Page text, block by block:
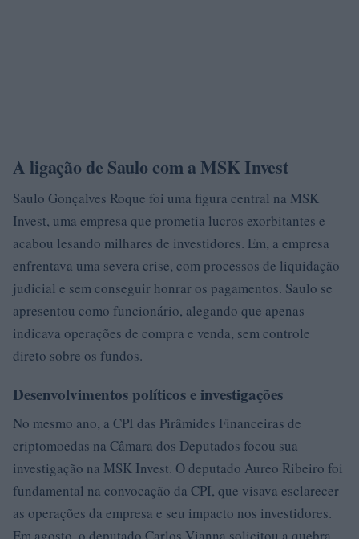
A ligação de Saulo com a MSK Invest
Saulo Gonçalves Roque foi uma figura central na MSK
Invest, uma empresa que prometia lucros exorbitantes e
acabou lesando milhares de investidores. Em, a empresa
enfrentava uma severa crise, com processos de liquidação
judicial e sem conseguir honrar os pagamentos. Saulo se
apresentou como funcionário, alegando que apenas
indicava operações de compra e venda, sem controle
direto sobre os fundos.
Desenvolvimentos políticos e investigações
No mesmo ano, a CPI das Pirâmides Financeiras de
criptomoedas na Câmara dos Deputados focou sua
investigação na MSK Invest. O deputado Aureo Ribeiro foi
fundamental na convocação da CPI, que visava esclarecer
as operações da empresa e seu impacto nos investidores.
Em agosto, o deputado Carlos Vianna solicitou a quebra